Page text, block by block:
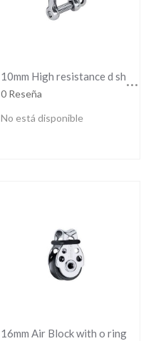
10mm High resistance d shackle
0 Reseña
No está disponible
16mm Air Block with o ring